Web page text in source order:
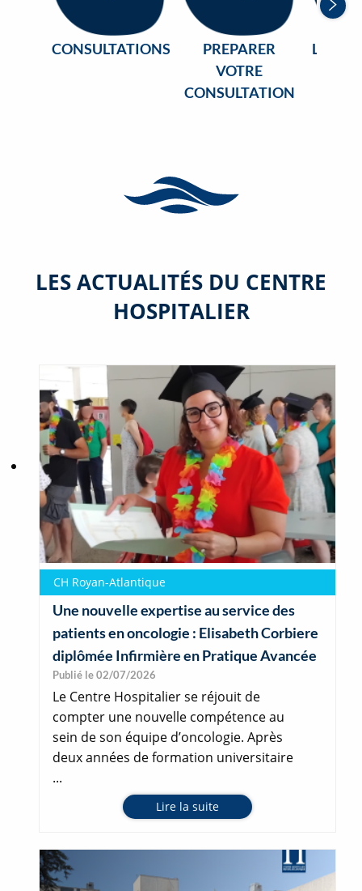
CONSULTATIONS
PREPARER
VOTRE
CONSULTATION
LES
LES ACTUALITÉS DU CENTRE
HOSPITALIER
CH Royan-Atlantique
Une nouvelle expertise au service des
patients en oncologie : Elisabeth Corbiere
diplômée Infirmière en Pratique Avancée
Publié le 02/07/2026
Le Centre Hospitalier se réjouit de
compter une nouvelle compétence au
sein de son équipe d’oncologie. Après
deux années de formation universitaire
...
Lire la suite